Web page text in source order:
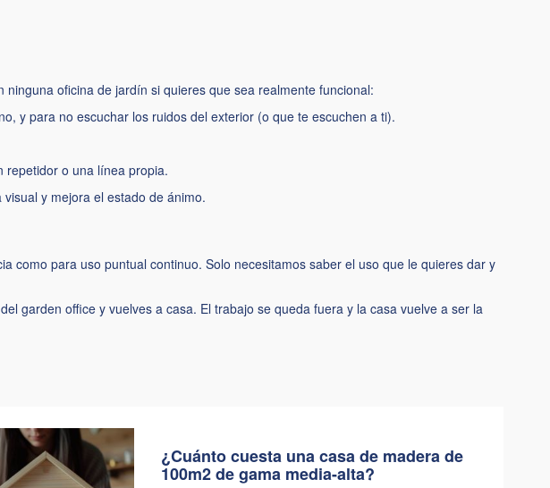
oficina de jardín si quieres que sea realmente funcional:
y para no escuchar los ruidos del exterior (o que te escuchen a ti).
repetidor o una línea propia.
y mejora el estado de ánimo.
como para uso puntual continuo. Solo necesitamos saber el uso que le quieres dar y
garden office y vuelves a casa. El trabajo se queda fuera y la casa vuelve a ser la
¿Cuánto cuesta una casa de madera de
100m2 de gama media-alta?